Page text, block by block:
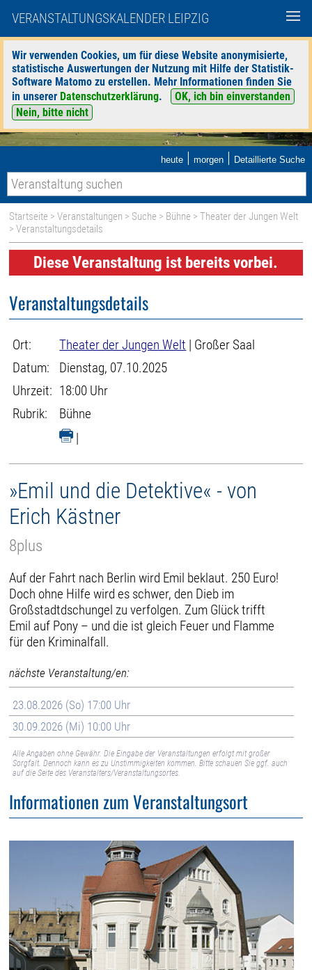
VERANSTALTUNGSKALENDER LEIPZIG
Wir verwenden Cookies, um für diese Website anonymisierte,
statistische Auswertungen der Nutzung mit Hilfe der Statistik-
Software Matomo zu erstellen. Mehr Informationen finden Sie
in unserer Datenschutzerklärung.
OK, ich bin einverstanden
Nein, bitte nicht
heute | morgen | Detaillierte Suche
Startseite >Veranstaltungen > Suche > Bühne >Theater der Jungen Welt
> Veranstaltungsdetails
Diese Veranstaltung ist bereits vorbei.
Veranstaltungsdetails
Ort: Theater der Jungen Welt | Großer Saal
Datum:
Dienstag, 07.10.2025
Uhrzeit: 18:00 Uhr
Rubrik:
Bühne
|
»Emil und die Detektive« - von
Erich Kästner
8plus
Auf der Fahrt nach Berlin wird Emil beklaut. 250 Euro!
Doch ohne Hilfe wird es schwer, den Dieb im
Großstadtdschungel zu verfolgen. Zum Glück trifft
Emil auf Pony – und die ist gleich Feuer und Flamme
für den Kriminalfall.
nächste Veranstaltung/en:
23.08.2026 (So) 17:00 Uhr
30.09.2026 (Mi) 10:00 Uhr
Alle Angaben ohne Gewähr. Die Eingabe der Veranstaltungen erfolgt mit großer
Sorgfalt. Dennoch kann es zu Unstimmigkeiten kommen. Bitte schauen Sie ggf. auch
auf die Seite des Veranstalters/Veranstaltungsortes.
Informationen zum Veranstaltungsort